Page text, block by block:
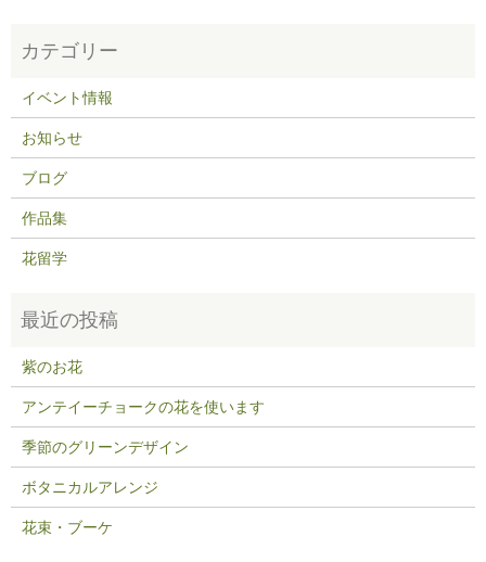
イベント情報
お知らせ
ブログ
作品集
花留学
紫のお花
アンテイーチョークの花を使います
季節のグリーンデザイン
ボタニカルアレンジ
花束・ブーケ